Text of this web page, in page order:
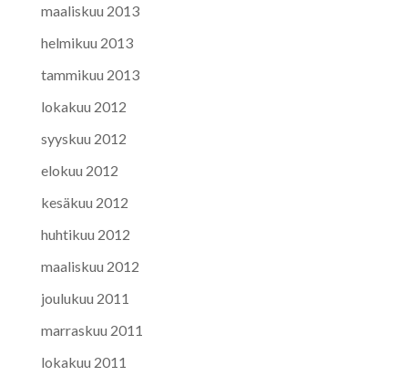
maaliskuu 2013
helmikuu 2013
tammikuu 2013
lokakuu 2012
syyskuu 2012
elokuu 2012
kesäkuu 2012
huhtikuu 2012
maaliskuu 2012
joulukuu 2011
marraskuu 2011
lokakuu 2011